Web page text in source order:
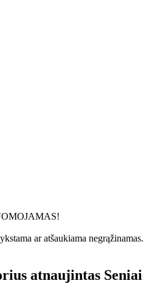
ar atšaukiama negrąžinamas.
atnaujintas Seniai